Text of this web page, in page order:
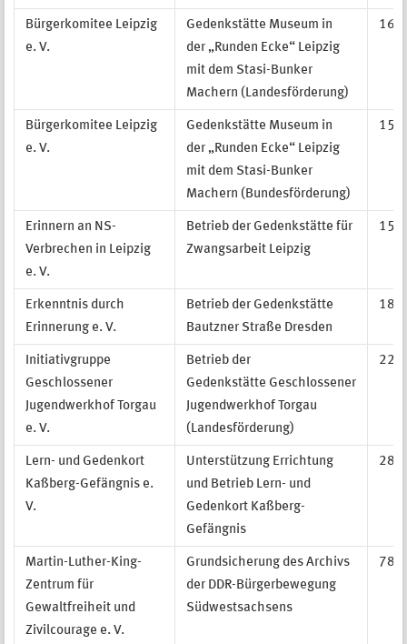
Bürgerkomitee Leipzig
e. V.
Gedenkstätte Museum in
der „Runden Ecke“ Leipzig
mit dem Stasi-Bunker
Machern (Landesförderung)
Bürgerkomitee Leipzig
e. V.
Gedenkstätte Museum in
der „Runden Ecke“ Leipzig
mit dem Stasi-Bunker
Machern (Bundesförderung)
Erinnern an NS-
Verbrechen in Leipzig
e. V.
Betrieb der Gedenkstätte für
Zwangsarbeit Leipzig
Erkenntnis durch
Erinnerung e. V.
Betrieb der Gedenkstätte
Bautzner Straße Dresden
Initiativgruppe
Geschlossener
Jugendwerkhof Torgau
e. V.
Betrieb der
Gedenkstätte Geschlossener
Jugendwerkhof Torgau
(Landesförderung)
Lern- und Gedenkort
Kaßberg-Gefängnis e.
V.
Unterstützung Errichtung
und Betrieb Lern- und
Gedenkort Kaßberg-
Gefängnis
Martin-Luther-King-
Zentrum für
Gewaltfreiheit und
Zivilcourage e. V.
Grundsicherung des Archivs
der DDR-Bürgerbewegung
Südwestsachsens